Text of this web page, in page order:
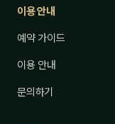
이용 안내
예약 가이드
이용 안내
문의하기